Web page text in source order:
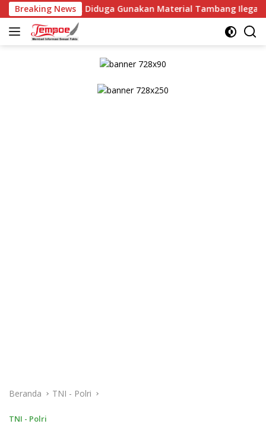
Langsung
ke
konten
Breaking News
Diduga Gunakan Material Tambang Ilegal
Beranda TNI - Polri
TNI - Polri